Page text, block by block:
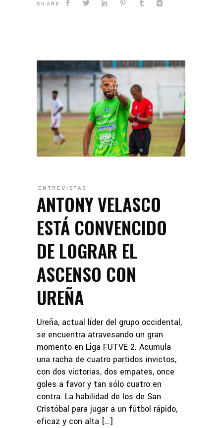
SHARE
ENTREVISTAS
ANTONY VELASCO
ESTÁ CONVENCIDO
DE LOGRAR EL
ASCENSO CON
UREÑA
Ureña, actual líder del grupo occidental,
se encuentra atravesando un gran
momento en Liga FUTVE 2. Acumula
una racha de cuatro partidos invictos,
con dos victorias, dos empates, once
goles a favor y tan sólo cuatro en
contra. La habilidad de los de San
Cristóbal para jugar a un fútbol rápido,
eficaz y con alta […]